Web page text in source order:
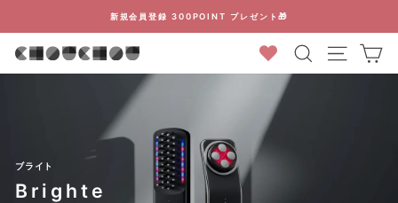
ン
ン
ョ
ー
を
新規会員登録 300POINT プレゼント🎁
検索結果 カ
ブライト
Brighte